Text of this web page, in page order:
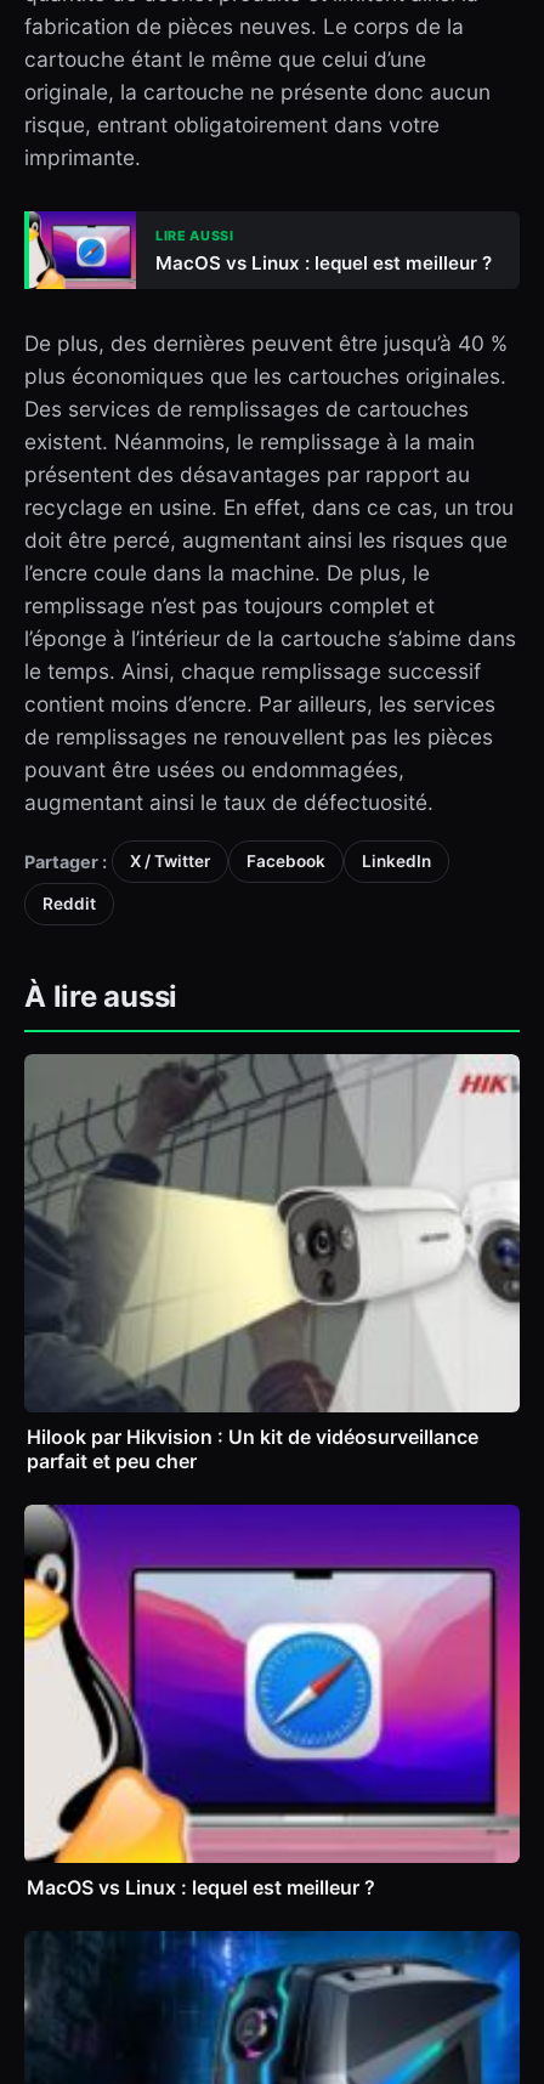
fabrication de pièces neuves. Le corps de la
cartouche étant le même que celui d’une
originale, la cartouche ne présente donc aucun
risque, entrant obligatoirement dans votre
imprimante.
LIRE AUSSI
MacOS vs Linux : lequel est meilleur ?
De plus, des dernières peuvent être jusqu’à 40 %
plus économiques que les cartouches originales.
Des services de remplissages de cartouches
existent. Néanmoins, le remplissage à la main
présentent des désavantages par rapport au
recyclage en usine. En effet, dans ce cas, un trou
doit être percé, augmentant ainsi les risques que
l’encre coule dans la machine. De plus, le
remplissage n’est pas toujours complet et
l’éponge à l’intérieur de la cartouche s’abime dans
le temps. Ainsi, chaque remplissage successif
contient moins d’encre. Par ailleurs, les services
de remplissages ne renouvellent pas les pièces
pouvant être usées ou endommagées,
augmentant ainsi le taux de défectuosité.
Partager : X / Twitter Facebook LinkedIn
Reddit
À lire aussi
Hilook par Hikvision : Un kit de vidéosurveillance
parfait et peu cher
MacOS vs Linux : lequel est meilleur ?